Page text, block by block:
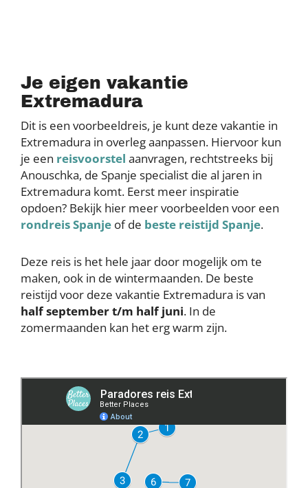
Je eigen vakantie
Extremadura
Dit is een voorbeeldreis, je kunt deze vakantie in
Extremadura in overleg aanpassen. Hiervoor kun
je een reisvoorstel aanvragen, rechtstreeks bij
Anouschka, de Spanje specialist die al jaren in
Extremadura komt. Eerst meer inspiratie
opdoen? Bekijk hier meer voorbeelden voor een
rondreis Spanje of de beste reistijd Spanje.
Deze reis is het hele jaar door mogelijk om te
maken, ook in de wintermaanden. De beste
reistijd voor deze vakantie Extremadura is van
half september t/m half juni. In de
zomermaanden kan het erg warm zijn.